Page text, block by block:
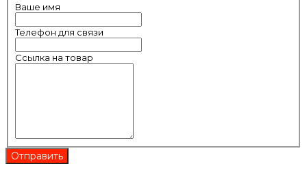
Ваше имя
Телефон для связи
Ссылка на товар